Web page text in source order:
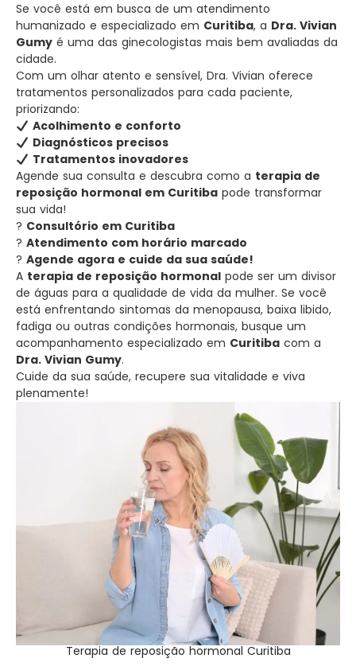
Se você está em busca de um atendimento
humanizado e especializado em Curitiba, a Dra. Vivian
Gumy é uma das ginecologistas mais bem avaliadas da
cidade.
Com um olhar atento e sensível, Dra. Vivian oferece
tratamentos personalizados para cada paciente,
priorizando:
Acolhimento e conforto
Diagnósticos precisos
Tratamentos inovadores
Agende sua consulta e descubra como a terapia de
reposição hormonal em Curitiba pode transformar
sua vida!
? Consultório em Curitiba
? Atendimento com horário marcado
? Agende agora e cuide da sua saúde!
A terapia de reposição hormonal pode ser um divisor
de águas para a qualidade de vida da mulher. Se você
está enfrentando sintomas da menopausa, baixa libido,
fadiga ou outras condições hormonais, busque um
acompanhamento especializado em Curitiba com a
Dra. Vivian Gumy.
Cuide da sua saúde, recupere sua vitalidade e viva
plenamente!
Terapia de reposição hormonal Curitiba